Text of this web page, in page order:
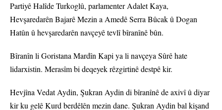
Partiyê Halîde Turkoglû, parlamenter Adalet Kaya,
Hevşaredarên Bajarê Mezin a Amedê Serra Bûcak û Dogan
Hatûn û hevşaredarên navçeyê tevlî bîranînê bûn.
Bîranîn li Goristana Mardîn Kapi ya li navçeya Sûrê hate
lidarxistin. Merasîm bi deqeyek rêzgirtinê destpê kir.
Hevjîna Vedat Aydin, Şukran Aydin di bîranînê de axivî û diyar
kir ku gelê Kurd berdêlên mezin dane. Şukran Aydin bal kişand